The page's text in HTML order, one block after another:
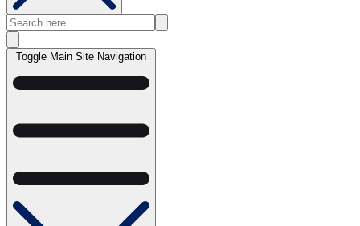
Toggle Main Site Navigation